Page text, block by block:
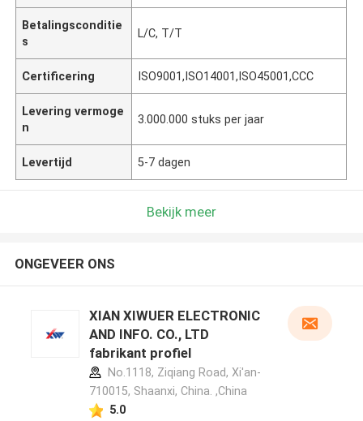
Betalingsconditie
s
L/C, T/T
Certificering ISO9001,ISO14001,ISO45001,CCC
Levering vermoge
n
3.000.000 stuks per jaar
Levertijd 5-7 dagen
Bekijk meer
ONGEVEER ONS
XIAN XIWUER ELECTRONIC
AND INFO. CO., LTD
fabrikant profiel
No.1118, Ziqiang Road, Xi'an-
710015, Shaanxi, China. ,China
5.0